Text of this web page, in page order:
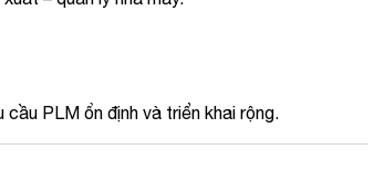
PLM ổn định và triển khai rộng.